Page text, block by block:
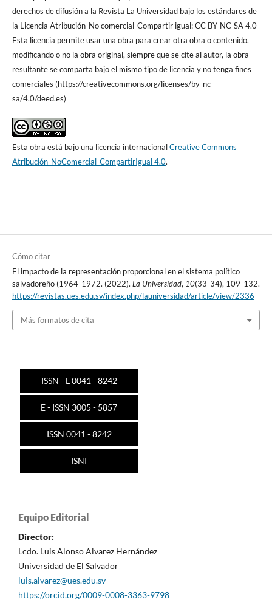
derechos de difusión a la Revista La Universidad bajo los estándares de
la Licencia Atribución-No comercial-Compartir igual: CC BY-NC-SA 4.0
Esta licencia permite usar una obra para crear otra obra o contenido,
modificando o no la obra original, siempre que se cite al autor, la obra
resultante se comparta bajo el mismo tipo de licencia y no tenga fines
comerciales (https://creativecommons.org/licenses/by-nc-
sa/4.0/deed.es)
Esta obra está bajo una licencia internacionalCreative Commons
Atribución-NoComercial-CompartirIgual 4.0.
Cómo citar
El impacto de la representación proporcional en el sistema político
salvadoreño (1964-1972. (2022). La Universidad, 10(33-34), 109-132.
https://revistas.ues.edu.sv/index.php/launiversidad/article/view/2336
Más formatos de cita
ISSN - L 0041 - 8242
E - ISSN 3005 - 5857
ISSN 0041 - 8242
ISNI
Equipo Editorial
Director:
Lcdo. Luis Alonso Alvarez Hernández
Universidad de El Salvador
luis.alvarez@ues.edu.sv
https://orcid.org/0009-0008-3363-9798